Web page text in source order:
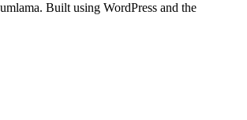
Built using WordPress and the